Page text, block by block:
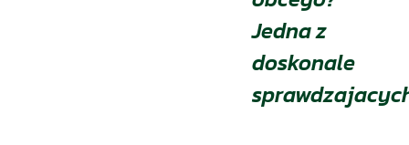
Jedna z
doskonale